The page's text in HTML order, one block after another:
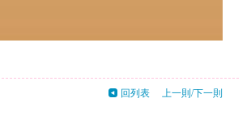
回列表 上一則/下一則